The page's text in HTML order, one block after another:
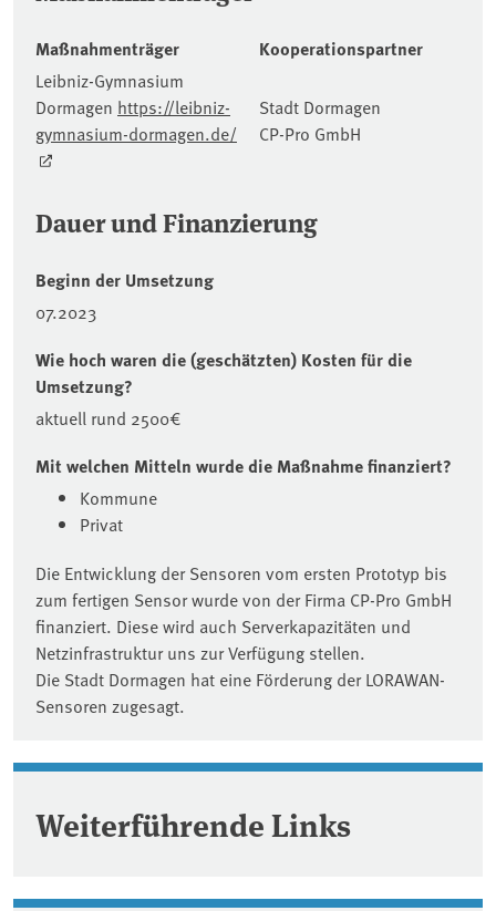
Maßnahmenträger
Leibniz-Gymnasium
Dormagen https://leibniz-
gymnasium-dormagen.de/
Kooperationspartner
Stadt Dormagen
CP-Pro GmbH
Dauer und Finanzierung
Beginn der Umsetzung
07.2023
Wie hoch waren die (geschätzten) Kosten für die
Umsetzung?
aktuell rund 2500€
Mit welchen Mitteln wurde die Maßnahme finanziert?
Kommune
Privat
Die Entwicklung der Sensoren vom ersten Prototyp bis
zum fertigen Sensor wurde von der Firma CP-Pro GmbH
finanziert. Diese wird auch Serverkapazitäten und
Netzinfrastruktur uns zur Verfügung stellen.
Die Stadt Dormagen hat eine Förderung der LORAWAN-
Sensoren zugesagt.
Weiterführende Links